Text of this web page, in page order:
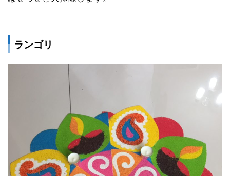
ランゴリ